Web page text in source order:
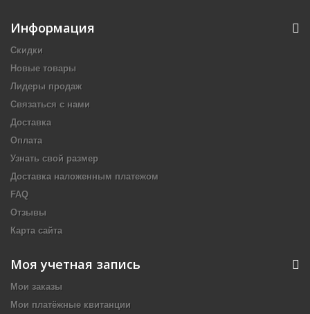
Информация
Скидки
Новые товары
Лидеры продаж
Связаться с нами
Доставка
Оплата
Узнать свой размер
Доставка наложенным платежом
FAQ
Отзывы
Карта сайта
Моя учетная запись
Мои заказы
Мои платёжные квитанции